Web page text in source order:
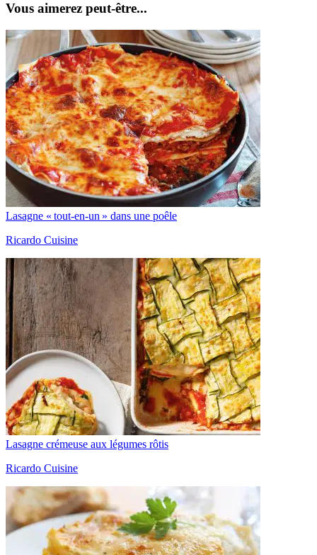
Vous aimerez peut-être...
Lasagne « tout-en-un » dans une poêle
Ricardo Cuisine
Lasagne crémeuse aux légumes rôtis
Ricardo Cuisine